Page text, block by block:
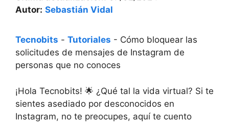
Autor: Sebastián Vidal
Tecnobits - Tutoriales - Cómo bloquear las
solicitudes de mensajes de Instagram de
personas que no conoces
¡Hola Tecnobits! 🌟 ¿Qué tal la vida virtual? Si te
sientes asediado por desconocidos en
Instagram,​ no te preocupes, aquí ⁢te cuento